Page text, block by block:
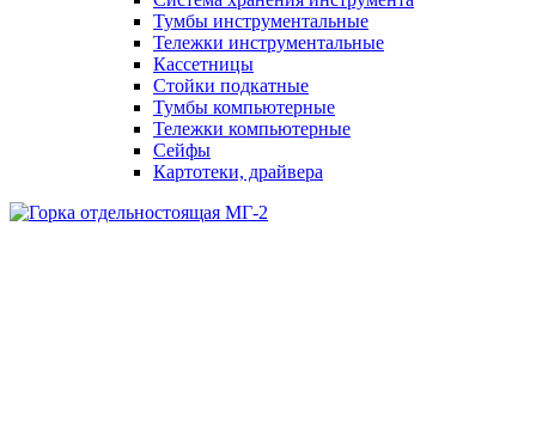
Тумбы инструментальные
Тележки инструментальные
Кассетницы
Стойки подкатные
Тумбы компьютерные
Тележки компьютерные
Сейфы
Картотеки, драйвера